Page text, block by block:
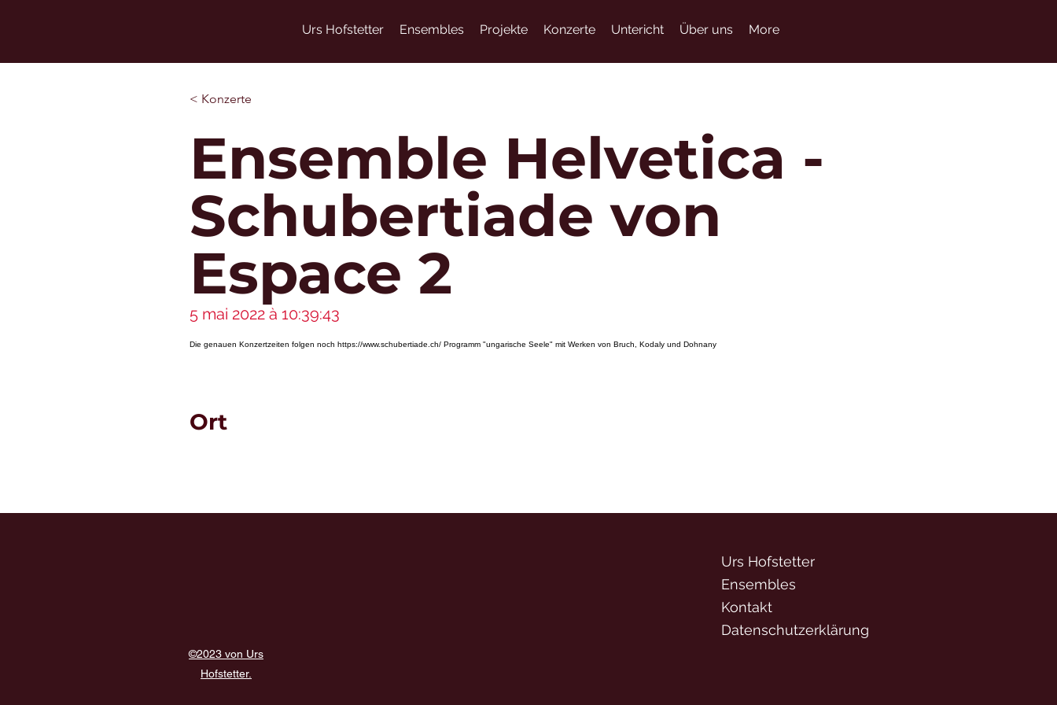
Urs Hofstetter Ensembles Projekte Konzerte Untericht Über uns More
< Konzerte
Ensemble Helvetica -
Schubertiade von
Espace 2
5 mai 2022 à 10:39:43
Die genauen Konzertzeiten folgen noch https://www.schubertiade.ch/ Programm "ungarische Seele" mit Werken von Bruch, Kodaly und Dohnany
Ort
©2023 von Urs
Hofstetter.
Urs Hofstetter
Ensembles
Kontakt
Datenschutzerklärung